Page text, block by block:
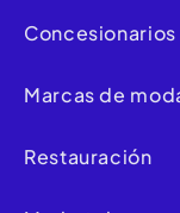
Concesionarios
Marcas de
Restauración